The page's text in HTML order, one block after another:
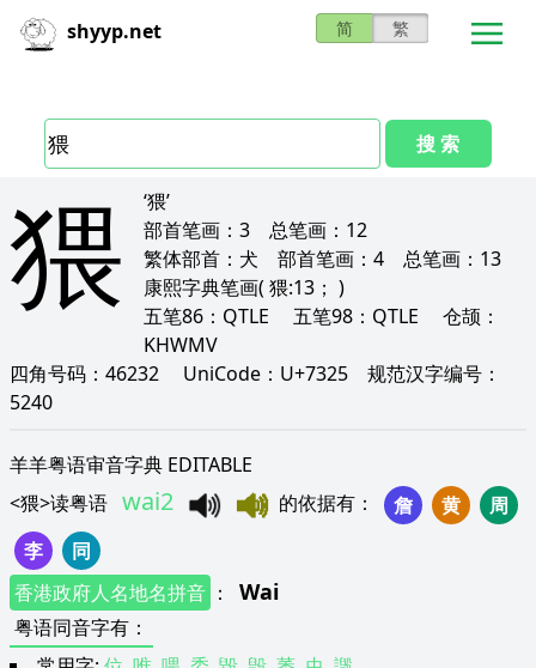
shyyp.net 简 繁
搜 索
猥
‘猥’
部首笔画： 3 总笔画： 12
繁体部首： 犬 部首笔画： 4 总笔画： 13
康熙字典笔画( 猥:13； )
五笔86： QTLE 五笔98： QTLE 仓颉：
KHWMV
四角号码： 46232 UniCode： U+7325 规范汉字编号：
5240
羊羊粤语审音字典 EDITABLE
<猥>读粤语 wai2 的依据有 ： 詹 黄
周
李
同
香港政府人名地名拼音 ： Wai
粤语同音字有 ：